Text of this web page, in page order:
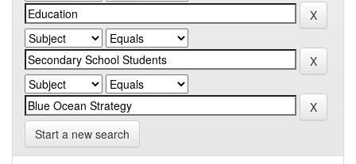
Start a new search